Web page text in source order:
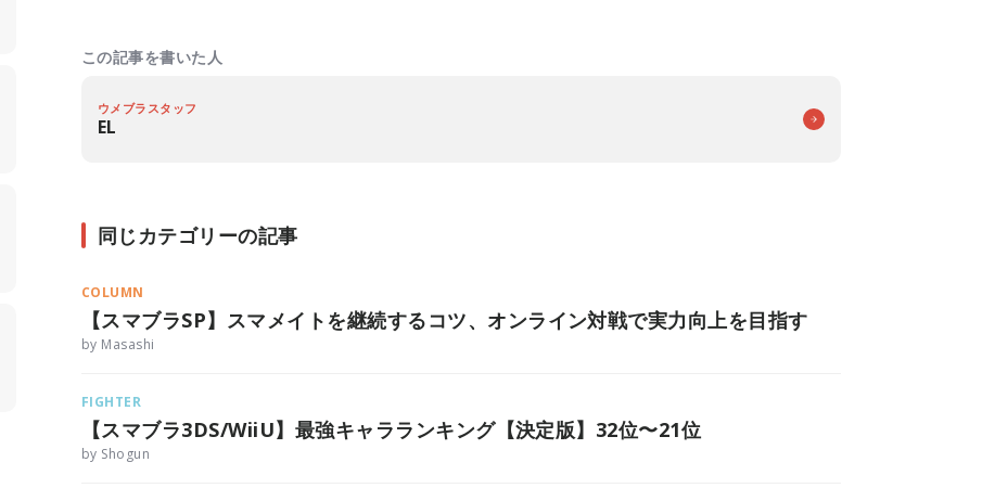
この記事を書いた人
ウメブラスタッフ
EL
同じカテゴリーの記事
COLUMN
【スマブラSP】スマメイトを継続するコツ、オンライン対戦で実力向上を目指す
by Masashi
FIGHTER
【スマブラ3DS/WiiU】最強キャラランキング【決定版】32位〜21位
by Shogun